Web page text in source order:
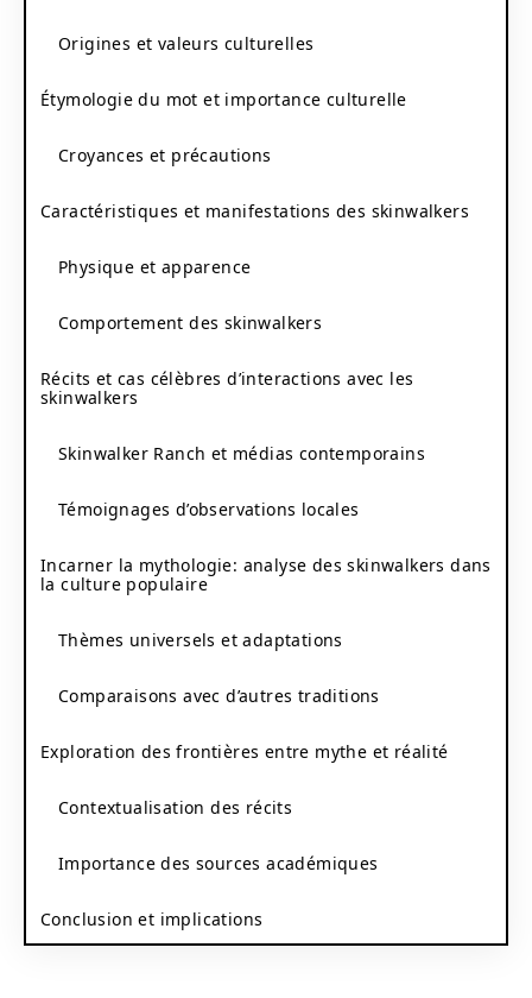
Origines et valeurs culturelles
Étymologie du mot et importance culturelle
Croyances et précautions
Caractéristiques et manifestations des skinwalkers
Physique et apparence
Comportement des skinwalkers
Récits et cas célèbres d’interactions avec les
skinwalkers
Skinwalker Ranch et médias contemporains
Témoignages d’observations locales
Incarner la mythologie: analyse des skinwalkers dans
la culture populaire
Thèmes universels et adaptations
Comparaisons avec d’autres traditions
Exploration des frontières entre mythe et réalité
Contextualisation des récits
Importance des sources académiques
Conclusion et implications